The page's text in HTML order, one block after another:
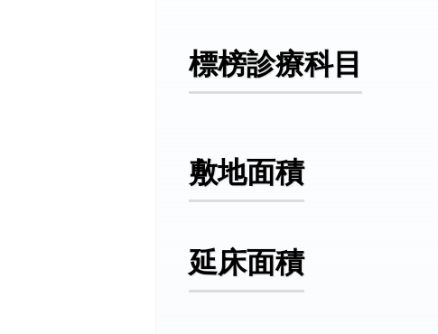
標榜診療科目
敷地面積
延床面積